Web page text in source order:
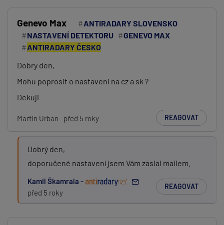
Genevo Max
ANTIRADARY SLOVENSKO
NASTAVENÍ DETEKTORU
GENEVO MAX
ANTIRADARY ČESKO
Dobry den,
Mohu poprosit o nastaveni na cz a sk ?
Dekuji
Martin Urban před 5 roky REAGOVAT
Dobrý den,
doporučené nastavení jsem Vám zaslal mailem.
Kamil Škamrala -
před 5 roky
REAGOVAT